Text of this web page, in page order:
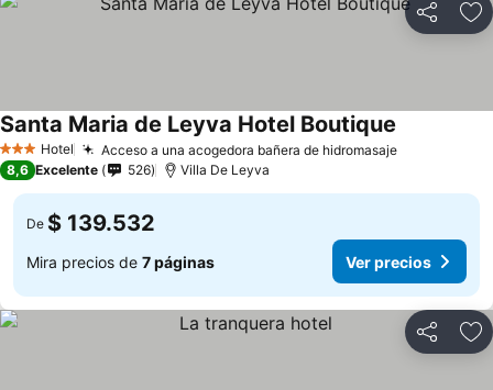
Compartir
3 Estrellas
Hotel Acceso a una acogedora bañera de hidromasajeVer precios
Santa Maria de Leyva Hotel Boutique
8,6 Excelente 526 Villa De Leyva
De $ 139.532
Mira precios de 7 páginas Ver precios
Compartir